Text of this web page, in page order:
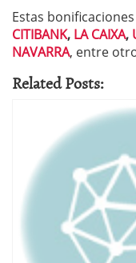
Estas
CITIBANK, LA CAIXA,
NAVARRA, entre
Related Posts: